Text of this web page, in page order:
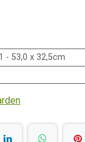
- 53,0 x 32,5cm